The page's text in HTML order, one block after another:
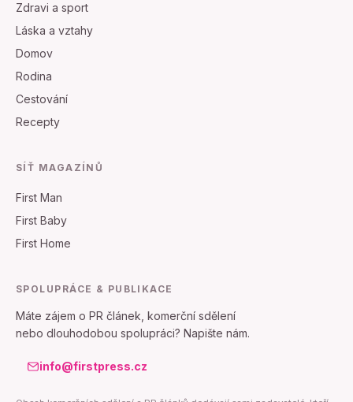
Zdravi a sport
Láska a vztahy
Domov
Rodina
Cestování
Recepty
SÍŤ MAGAZÍNŮ
First Man
First Baby
First Home
SPOLUPRÁCE & PUBLIKACE
Máte zájem o PR článek, komerční sdělení
nebo dlouhodobou spolupráci? Napište nám.
info@firstpress.cz